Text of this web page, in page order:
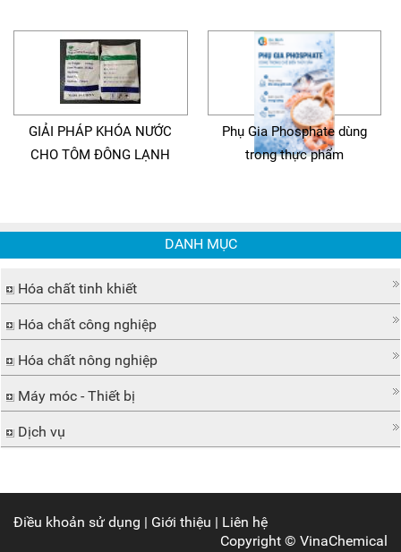
GIẢI PHÁP KHÓA NƯỚC
CHO TÔM ĐÔNG LẠNH
Phụ Gia Phosphate dùng
trong thực phẩm
DANH MỤC
Hóa chất tinh khiết
Hóa chất công nghiệp
Hóa chất nông nghiệp
Máy móc - Thiết bị
Dịch vụ
Điều khoản sử dụng | Giới thiệu | Liên hệ
Copyright © VinaChemical